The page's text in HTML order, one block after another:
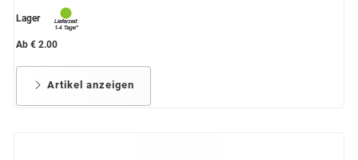
Lager
Ab € 2.00
Artikel anzeigen